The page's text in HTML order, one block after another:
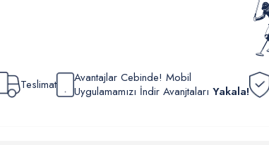
Teslimat
Avantajlar Cebinde! Mobil
Uygulamamızı İndir Avanjtaları Yakala!